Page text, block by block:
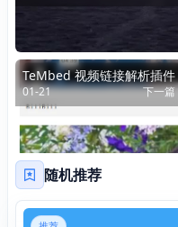
TeMbed 视频链接解析插件
01-21 下一篇
随机推荐